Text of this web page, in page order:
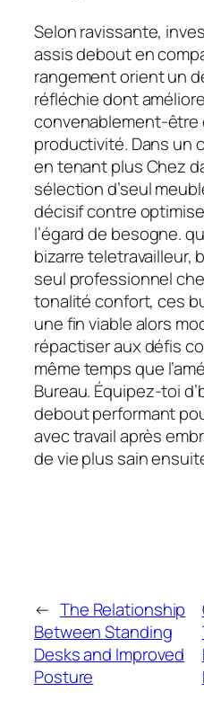
Selon ravissante,
assis debout en
rangement orient un
réfléchie dont
convenablement-être
productivité. Dans un
en tenant plus Chez
sélection d’seul
décisif contre
l’égard de besogne.
bizarre teletravailleur,
seul professionnel
tonalité confort, ces
une fin viable alors
répactiser aux défis
même temps que
Bureau. Équipez-toi
debout performant
avec travail après
de vie plus sain
← The Relationship
Between Standing
Desks and Improved
Posture